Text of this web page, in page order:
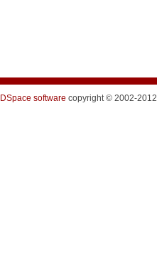
DSpace software copyright © 2002-2012